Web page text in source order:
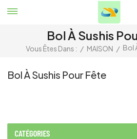
Bol À Sushis
Vous Êtes Dans : / MAISON / Bol
Bol À Sushis Pour Fête
CATÉGORIES